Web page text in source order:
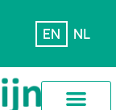
EN NL